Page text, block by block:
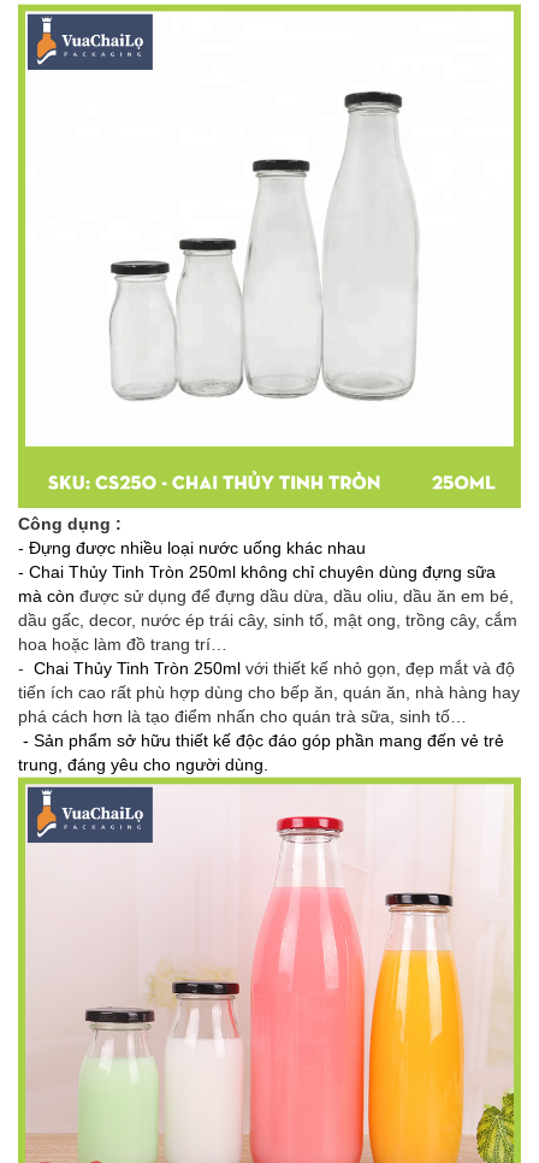
Công dụng :
- Đựng được nhiều loại nước uống khác nhau
- Chai Thủy Tinh Tròn 250ml không chỉ chuyên dùng đựng sữa
mà còn được sử dụng để đựng dầu dừa, dầu oliu, dầu ăn em bé,
dầu gấc, decor, nước ép trái cây, sinh tố, mật ong, trồng cây, cắm
hoa hoặc làm đồ trang trí…
- Chai Thủy Tinh Tròn 250ml với thiết kế nhỏ gọn, đẹp mắt và độ
tiến ích cao rất phù hợp dùng cho bếp ăn, quán ăn, nhà hàng hay
phá cách hơn là tạo điểm nhấn cho quán trà sữa, sinh tố…
- Sản phẩm sở hữu thiết kế độc đáo góp phần mang đến vẻ trẻ
trung, đáng yêu cho người dùng.